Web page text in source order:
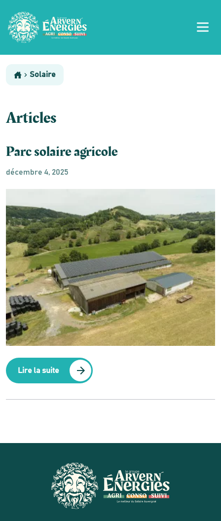
Solaire
Articles
Parc solaire agricole
décembre 4, 2025
Lire la suite